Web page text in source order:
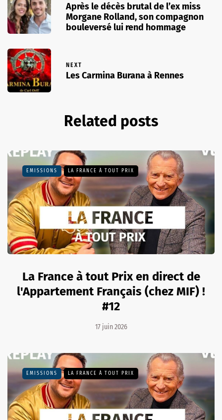
Après le décès brutal de l’ex miss
Morgane Rolland, son compagnon
bouleversé lui rend hommage
NEXT
Les Carmina Burana à Rennes
Related posts
EMISSIONS LA FRANCE À TOUT PRIX
La France à tout Prix en direct de
l'Appartement Français (chez MIF) !
#12
17 juin 2026
EMISSIONS LA FRANCE À TOUT PRIX